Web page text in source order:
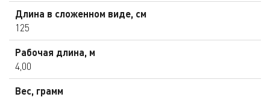
Длина в сложенном виде, см
125
Рабочая длина, м
4,00
Вес, грамм